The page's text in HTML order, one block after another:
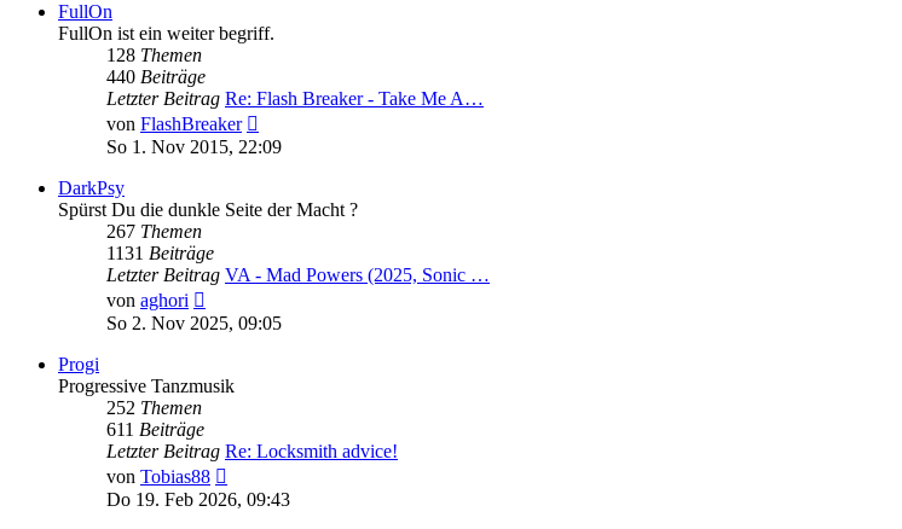
FullOn
FullOn ist ein weiter begriff.
128 Themen
440 Beiträge
Letzter Beitrag Re: Flash Breaker - Take Me A…
von FlashBreaker
Beitrag
So 1. Nov 2015, 22:09
DarkPsy
Spürst Du die dunkle Seite der Macht ?
267 Themen
1131 Beiträge
Letzter Beitrag VA - Mad Powers (2025, Sonic …
von aghori
Beitrag
So 2. Nov 2025, 09:05
Progi
Progressive Tanzmusik
252 Themen
611 Beiträge
Letzter Beitrag Re: Locksmith advice!
von Tobias88
Beitrag
Do 19. Feb 2026, 09:43